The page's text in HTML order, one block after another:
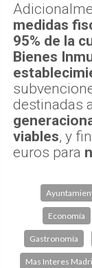
medidas
95% de la
Bienes
destinadas
viables, y
euros para
Economía
Gastronomía
Mas Interes